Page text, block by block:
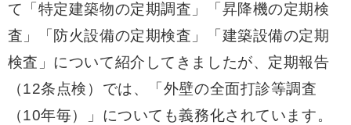
て「特定建築物の定期調査」「昇降機の定期検
査」「防火設備の定期検査」「建築設備の定期
検査」について紹介してきましたが、定期報告
（12条点検）では、「外壁の全面打診等調査
（10年毎）」についても義務化されています。